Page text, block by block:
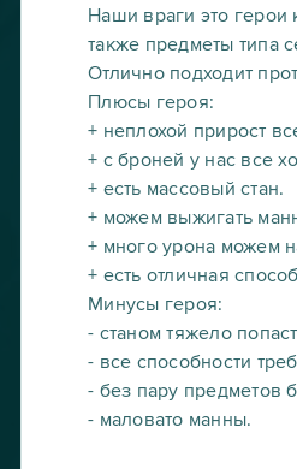
Наши враги это герои
также предметы типа
Отлично подходит
Плюсы героя:
+ неплохой прирост
+ с броней у нас все
+ есть массовый стан.
+ можем выжигать
+ много урона можем
+ есть отличная
Минусы героя:
- станом тяжело
- все способности
- без пару предметов
- маловато манны.